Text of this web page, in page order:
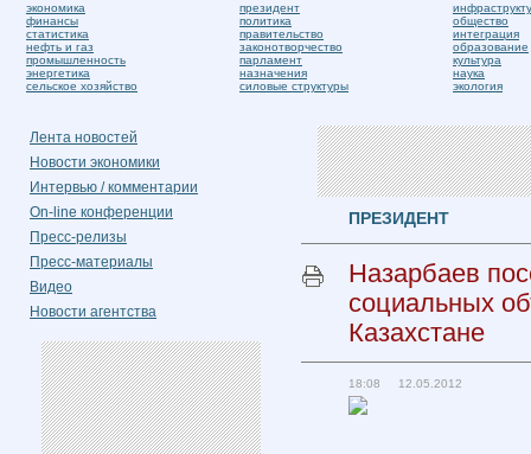
экономика
финансы
статистика
нефть и газ
промышленность
энергетика
сельское хозяйство
президент
политика
правительство
законотворчество
парламент
назначения
силовые структуры
общество
интеграция
образование
культура
наука
экология
Лента новостей
Новости экономики
Интервью / комментарии
On-line конференции
Пресс-релизы
Пресс-материалы
Видео
Новости агентства
ПРЕЗИДЕНТ
Назарбаев
социальных
Казахстане
18:08 12.05.2012